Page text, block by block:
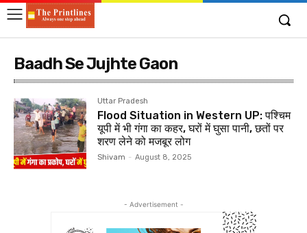
Baadh Se Jujhte Gaon
Uttar Pradesh
Flood Situation in Western UP: पश्चिम
यूपी में भी गंगा का कहर, घरों में घुसा पानी, छतों पर
शरण लेने को मजबूर लोग
Shivam - August 8, 2025
- Advertisement -